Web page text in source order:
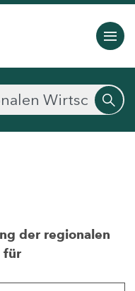
der regionalen
für